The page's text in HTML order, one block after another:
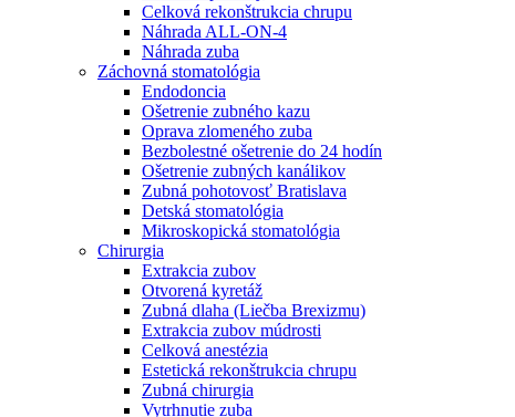
Celková rekonštrukcia chrupu
Náhrada ALL-ON-4
Náhrada zuba
Záchovná stomatológia
Endodoncia
Ošetrenie zubného kazu
Oprava zlomeného zuba
Bezbolestné ošetrenie do 24 hodín
Ošetrenie zubných kanálikov
Zubná pohotovosť Bratislava
Detská stomatológia
Mikroskopická stomatológia
Chirurgia
Extrakcia zubov
Otvorená kyretáž
Zubná dlaha (Liečba Brexizmu)
Extrakcia zubov múdrosti
Celková anestézia
Estetická rekonštrukcia chrupu
Zubná chirurgia
Vytrhnutie zuba